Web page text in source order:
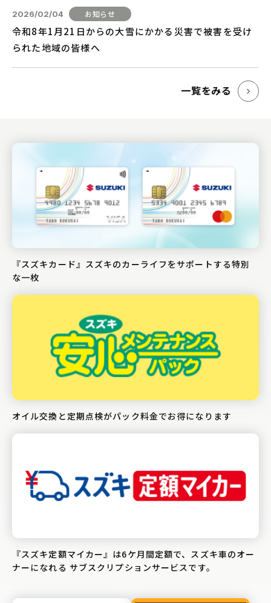
2026/02/04
令和8年1月21日からの大雪にかかる災害で被害を受け
られた地域の皆様へ
一覧をみる
『スズキカード』スズキのカーライフをサポートする特別
な一枚
オイル交換と定期点検がパック料金でお得になります
『スズキ定額マイカー』は6ケ月間定額で、スズキ車のオー
ナーになれる サブスクリプションサービスです。